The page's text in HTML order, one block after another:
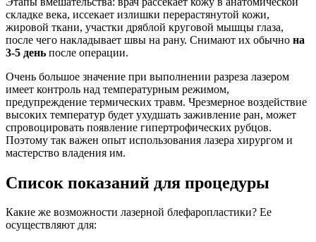
складке века, иссекает излишки перерастянутой кожи,
жировой ткани, участки дряблой круговой мышцы глаза,
после чего накладывает швы на рану. Снимают их обычно на
3-5 день после операции.
Очень большое значение при выполнении разреза лазером
имеет контроль над температурным режимом,
предупреждение термических травм. Чрезмерное воздействие
высоких температур будет ухудшать заживление ран, может
спровоцировать появление гипертрофических рубцов.
Поэтому так важен опыт использования лазера хирургом и
мастерство владения им.
Список показаний для процедуры
Какие же возможности лазерной блефаропластики? Ее
осуществляют для: